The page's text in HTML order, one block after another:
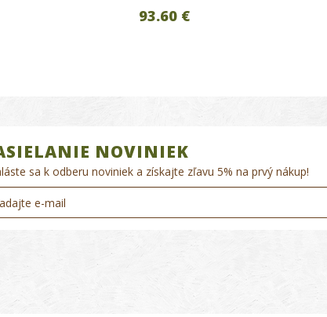
93.60 €
NOVINIEK
sa k odberu noviniek a získajte zľavu 5% na prvý nákup!